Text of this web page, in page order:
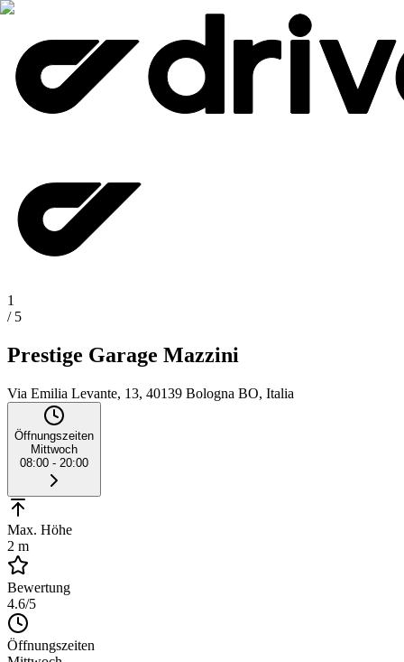
1
/ 5
Prestige Garage Mazzini
Via Emilia Levante, 13, 40139 Bologna BO, Italia
Öffnungszeiten
Mittwoch
08:00 - 20:00
Max. Höhe
2 m
Bewertung
4.6/5
Öffnungszeiten